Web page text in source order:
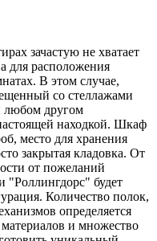
зачастую не хватает
для расположения
В этом случае,
со стеллажами
любом другом
находкой. Шкаф
место для хранения
закрытая кладовка. От
от пожеланий
"Роллингдорс" будет
Количество полок,
определяется
и множество